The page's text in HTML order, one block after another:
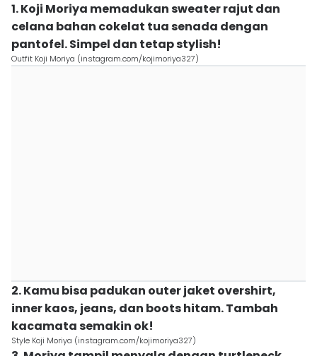
1. Koji Moriya memadukan sweater rajut dan
celana bahan cokelat tua senada dengan
pantofel. Simpel dan tetap stylish!
Outfit Koji Moriya (instagram.com/kojimoriya327)
2. Kamu bisa padukan outer jaket overshirt,
inner kaos, jeans, dan boots hitam. Tambah
kacamata semakin ok!
Style Koji Moriya (instagram.com/kojimoriya327)